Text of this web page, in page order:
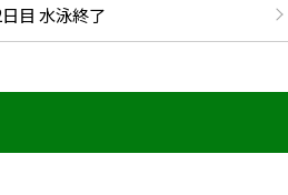
8/1( 土 ) 4年館山臨海学園2日目 水泳終了